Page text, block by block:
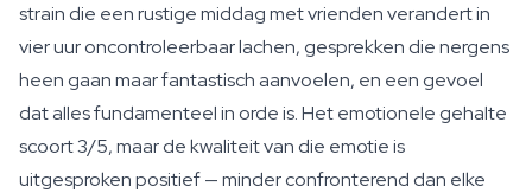
strain die een rustige middag met vrienden verandert in
vier uur oncontroleerbaar lachen, gesprekken die nergens
heen gaan maar fantastisch aanvoelen, en een gevoel
dat alles fundamenteel in orde is. Het emotionele gehalte
scoort 3/5, maar de kwaliteit van die emotie is
uitgesproken positief — minder confronterend dan elke